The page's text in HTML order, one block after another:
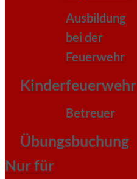
Ausbildung
bei der
Feuerwehr
Kinderfeuerwehr
Betreuer
Übungsbuchung
Nur für